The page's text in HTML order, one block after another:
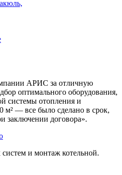
АРИС за отличную
оптимального оборудования,
системы отопления и
м² — все было сделано в срок,
заключении договора».
и монтаж котельной.